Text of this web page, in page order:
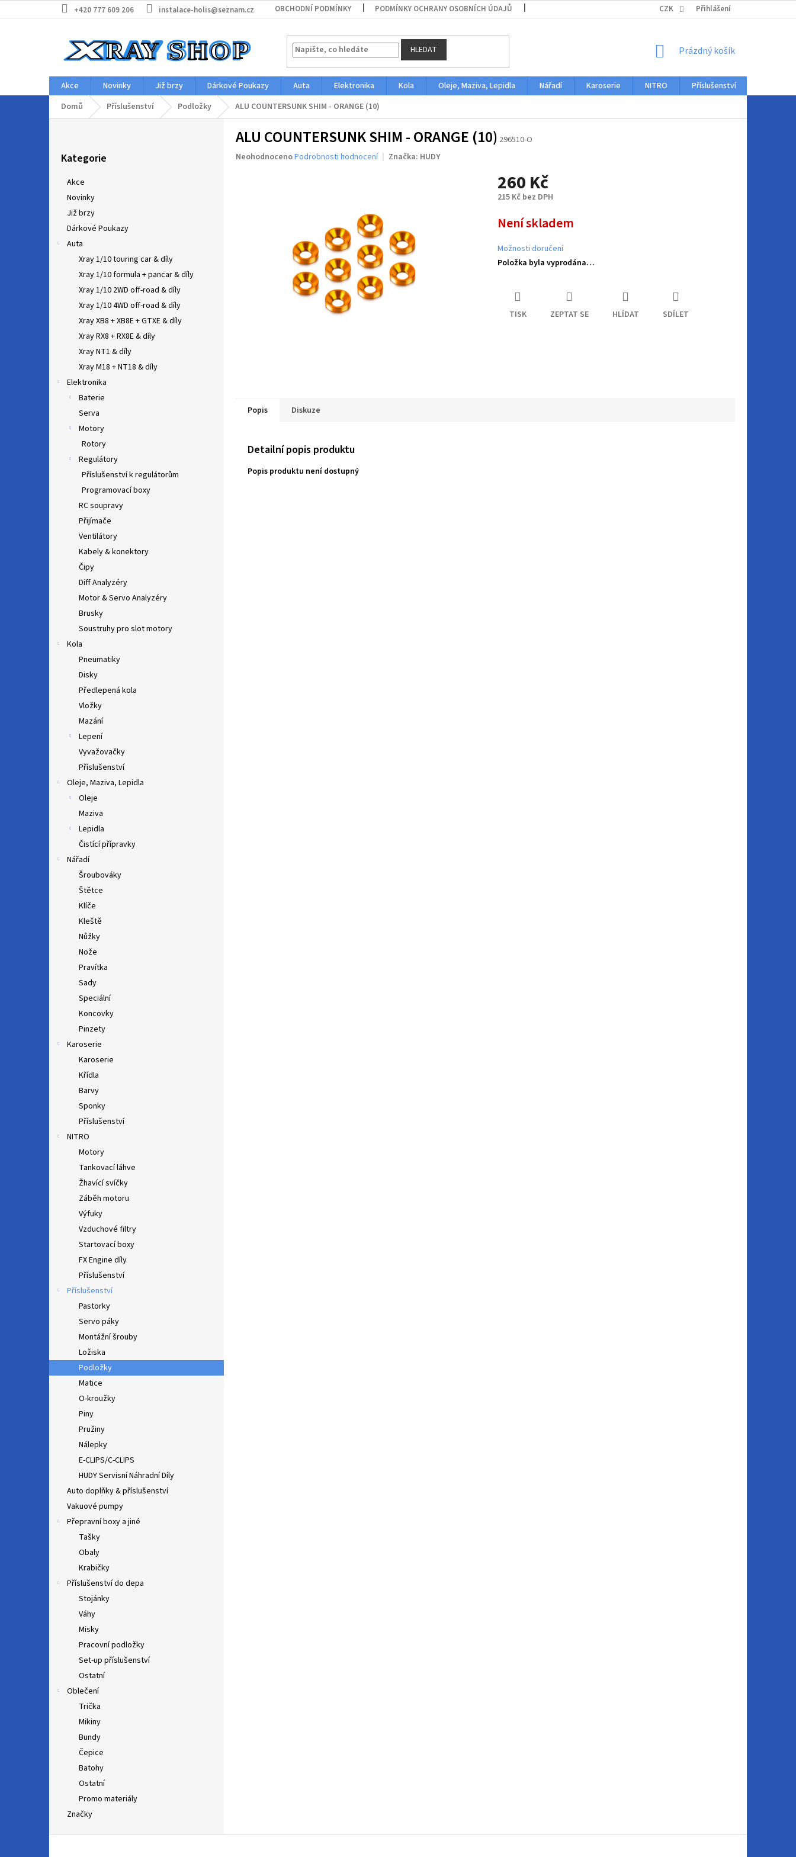
na
+420 777 609 206 instalace-holis@seznam.cz OBCHODNÍ PODMÍNKY PODMÍNKY OCHRANY OSOBNÍCH ÚDAJŮ CZK Přihlášení
HLEDAT
NÁKUPNÍ
Prázdný košík
Akce Novinky Již brzy Dárkové Poukazy Auta Elektronika Kola Oleje, Maziva, Lepidla Nářadí Karoserie NITRO Příslušenství
Domů
Příslušenství Podložky ALU COUNTERSUNK SHIM - ORANGE (10)
kategorie
Kategorie
Akce
Novinky
Již brzy
Dárkové Poukazy
Auta
Xray 1/10 touring car & díly
Xray 1/10 formula + pancar & díly
Xray 1/10 2WD off-road & díly
Xray 1/10 4WD off-road & díly
Xray XB8 + XB8E + GTXE & díly
Xray RX8 + RX8E & díly
Xray NT1 & díly
Xray M18 + NT18 & díly
Elektronika
Baterie
Serva
Motory
Rotory
Regulátory
Příslušenství k regulátorům
Programovací boxy
RC soupravy
Přijímače
Ventilátory
Kabely & konektory
Čipy
Diff Analyzéry
Motor & Servo Analyzéry
Brusky
Soustruhy pro slot motory
Kola
Pneumatiky
Disky
Předlepená kola
Vložky
Mazání
Lepení
Vyvažovačky
Příslušenství
Oleje, Maziva, Lepidla
Oleje
Maziva
Lepidla
Čistící přípravky
Nářadí
Šroubováky
Štětce
Klíče
Kleště
Nůžky
Nože
Pravítka
Sady
Speciální
Koncovky
Pinzety
Karoserie
Karoserie
Křídla
Barvy
Sponky
Příslušenství
NITRO
Motory
Tankovací láhve
Žhavící svíčky
Záběh motoru
Výfuky
Vzduchové filtry
Startovací boxy
FX Engine díly
Příslušenství
Příslušenství
Pastorky
Servo páky
Montážní šrouby
Ložiska
Podložky
Matice
O-kroužky
Piny
Pružiny
Nálepky
E-CLIPS/C-CLIPS
HUDY Servisní Náhradní Díly
Auto doplňky & příslušenství
Vakuové pumpy
Přepravní boxy a jiné
Tašky
Obaly
Krabičky
Příslušenství do depa
Stojánky
Váhy
Misky
Pracovní podložky
Set-up příslušenství
Ostatní
Oblečení
Trička
Mikiny
Bundy
Čepice
Batohy
Ostatní
Promo materiály
Značky
ALU COUNTERSUNK SHIM - ORANGE (10) 296510-O
Průměrné
NeohodnocenoPodrobnosti hodnocení Značka: HUDY
260 Kč
215 Kč bez DPH
cena:
Není skladem
Možnosti doručení
Položka byla vyprodána…
TISK ZEPTAT SE HLÍDAT SDÍLET
Popis Diskuze
Detailní popis produktu
Popis produktu není dostupný